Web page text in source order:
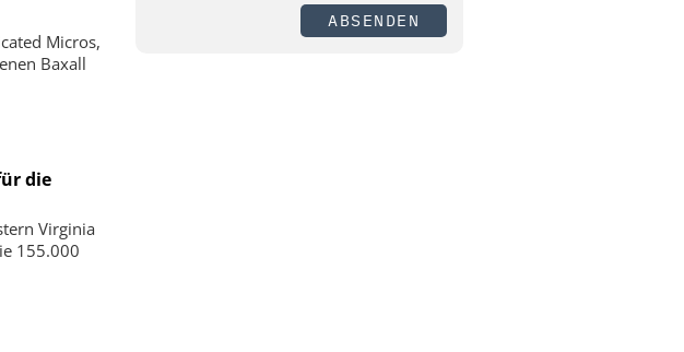
Micros,
Baxall
die
Virginia
155.000
ABSENDEN